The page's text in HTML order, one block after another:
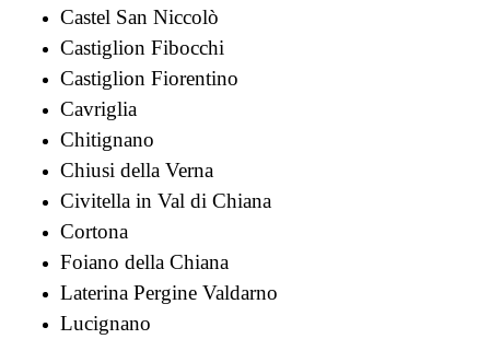
Castel San Niccolò
Castiglion Fibocchi
Castiglion Fiorentino
Cavriglia
Chitignano
Chiusi della Verna
Civitella in Val di Chiana
Cortona
Foiano della Chiana
Laterina Pergine Valdarno
Lucignano